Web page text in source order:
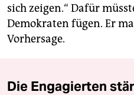
sich zeigen.“ Dafür
Demokraten fügen. Er
Vorhersage.
Die Engagierten